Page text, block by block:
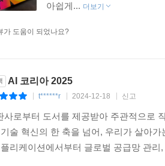
출 수 있어 더 많은 사람들이 법적 도
자들도 분명 있을 것이다. AI로 인한
아쉽게... 더보기
가 도움이 되었나요?
AI 코리아 2025
t******r 2024-12-18 신고
사로부터 도서를 제공받아 주관적으로
술 혁신의 한 축을 넘어, 우리가 살아
리케이션에서부터 글로벌 공급망 관